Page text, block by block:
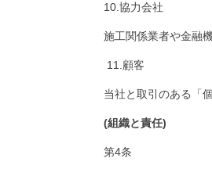
10.協力会社
施工関係業者や金融
11.顧客
当社と取引のある「
(組織と責任)
第4条